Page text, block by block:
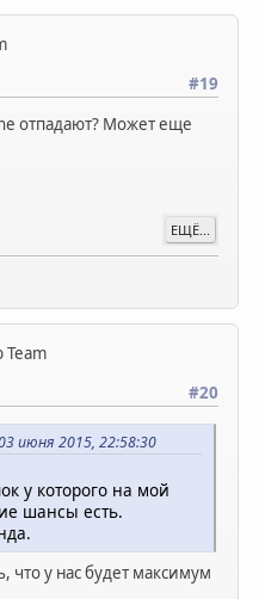
#19
отпадают? Может еще
ЕЩЁ...
Team
#20
июня 2015, 22:58:30
у которого на мой
шансы есть.
у нас будет максимум